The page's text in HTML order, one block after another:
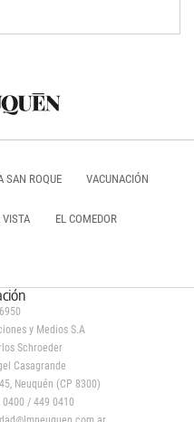
SAN ROQUE VACUNACIÓN
VISTA EL COMEDOR
6950
y Medios S.A
Schroeder
Casagrande
Neuquén (CP 8300)
/ 449 0410